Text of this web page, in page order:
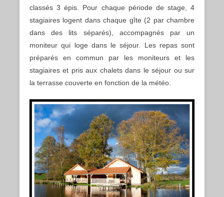
classés 3 épis. Pour chaque période de stage, 4
stagiaires logent dans chaque gîte (2 par chambre
dans des lits séparés), accompagnés par un
moniteur qui loge dans le séjour. Les repas sont
préparés en commun par les moniteurs et les
stagiaires et pris aux chalets dans le séjour ou sur
la terrasse couverte en fonction de la météo.